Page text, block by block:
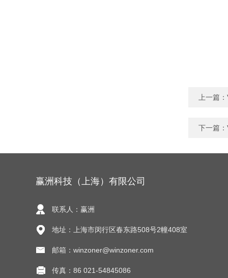
上一篇：
下一篇：
赢洲科技（上海）有限公司
联系人：赢洲
地址：上海市闵行区春东路508号2幢408室
邮箱：winzoner@winzoner.com
传真：86 021-54845086